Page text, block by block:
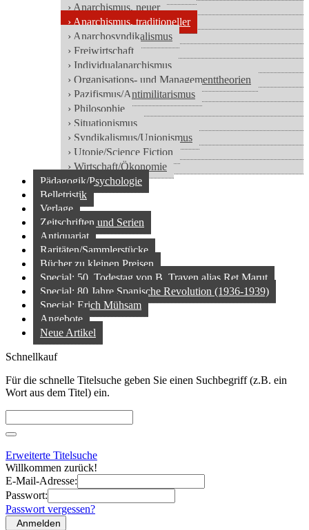
› Anarchismus, neuer
› Anarchismus, traditioneller
› Anarchosyndikalismus
› Freiwirtschaft
› Individualanarchismus
› Organisations- und Managementtheorien
› Pazifismus/Antimilitarismus
› Philosophie
› Situationismus
› Syndikalismus/Unionismus
› Utopie/Science Fiction
› Wirtschaft/Ökonomie
Pädagogik/Psychologie
Belletristik
Verlage
Zeitschriften und Serien
Antiquariat
Raritäten/Sammlerstücke
Bücher zu kleinen Preisen
Special: 50. Todestag von B. Traven alias Ret Marut
Special: 80 Jahre Spanische Revolution (1936-1939)
Special: Erich Mühsam
Angebote
Neue Artikel
Schnellkauf
Für die schnelle Titelsuche geben Sie einen Suchbegriff (z.B. ein
Wort aus dem Titel) ein.
Erweiterte Titelsuche
Willkommen zurück!
E-Mail-Adresse:
Passwort:
Passwort vergessen?
Anmelden